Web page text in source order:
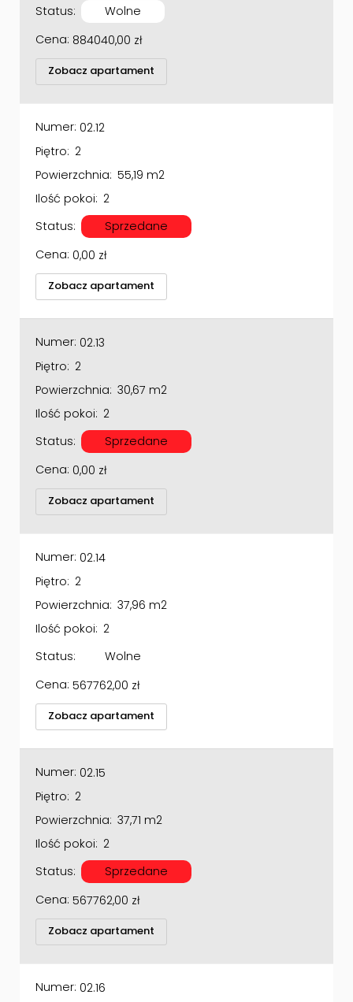
Status:
Wolne
Cena: 884040,00 zł
Zobacz apartament
Numer: 02.12
Piętro: 2
Powierzchnia: 55,19 m2
Ilość pokoi: 2
Status:
Sprzedane
Cena: 0,00 zł
Zobacz apartament
Numer: 02.13
Piętro: 2
Powierzchnia: 30,67 m2
Ilość pokoi: 2
Status:
Sprzedane
Cena: 0,00 zł
Zobacz apartament
Numer: 02.14
Piętro: 2
Powierzchnia: 37,96 m2
Ilość pokoi: 2
Status:
Wolne
Cena: 567762,00 zł
Zobacz apartament
Numer: 02.15
Piętro: 2
Powierzchnia: 37,71 m2
Ilość pokoi: 2
Status:
Sprzedane
Cena: 567762,00 zł
Zobacz apartament
Numer: 02.16